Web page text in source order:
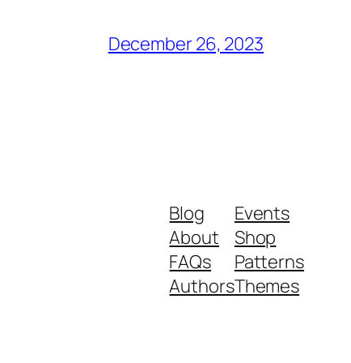
December 26, 2023
Blog
About
FAQs
Authors
Events
Shop
Patterns
Themes